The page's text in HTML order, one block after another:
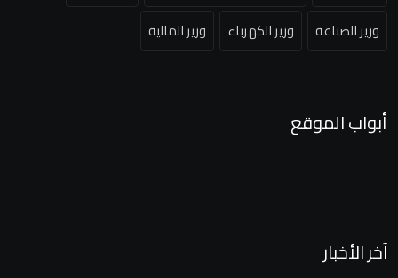
وزير الصناعة
وزير الكهرباء وزير المالية
أبواب الموقع
آخر الأخبار